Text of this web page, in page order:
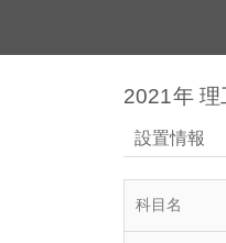
2021年 理
設置情報
科目名